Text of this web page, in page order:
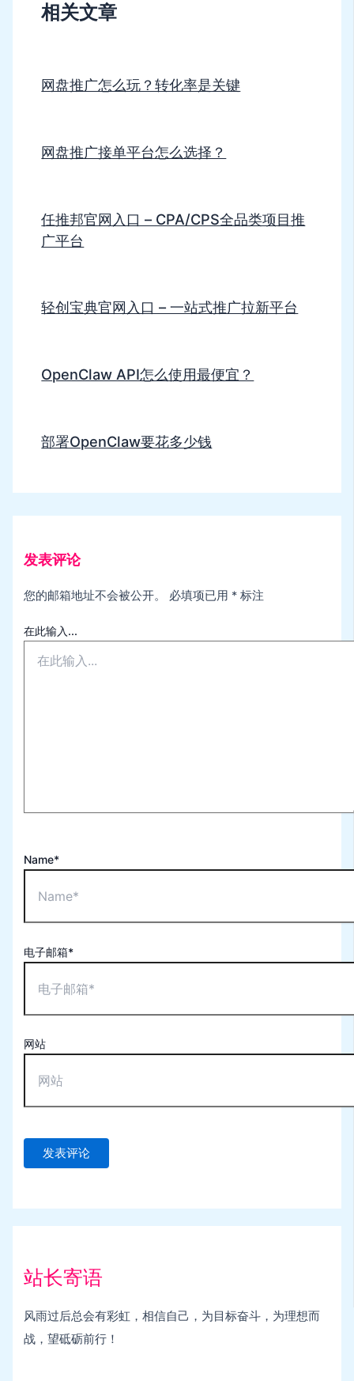
相关文章
网盘推广怎么玩？转化率是关键
网盘推广接单平台怎么选择？
任推邦官网入口 – CPA/CPS全品类项目推
广平台
轻创宝典官网入口 – 一站式推广拉新平台
OpenClaw API怎么使用最便宜？
部署OpenClaw要花多少钱
发表评论
您的邮箱地址不会被公开。 必填项已用 * 标注
在此输入...
Name*
电子邮箱*
网站
站长寄语
风雨过后总会有彩虹，相信自己，为目标奋斗，为理想而
战，望砥砺前行！